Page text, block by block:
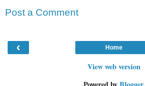
Post a Comment
‹ Home
View web version